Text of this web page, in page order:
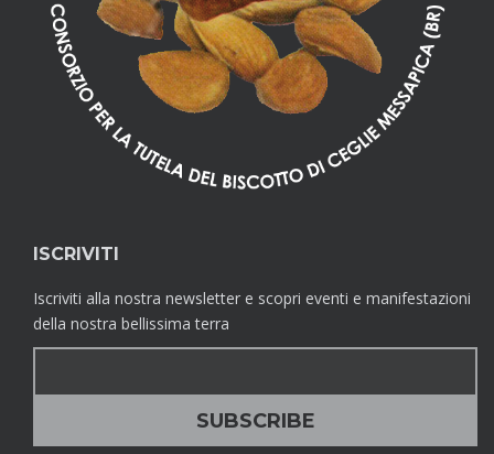
ISCRIVITI
Iscriviti alla nostra newsletter e scopri eventi e manifestazioni
della nostra bellissima terra